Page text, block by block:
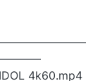
4k60.mp4